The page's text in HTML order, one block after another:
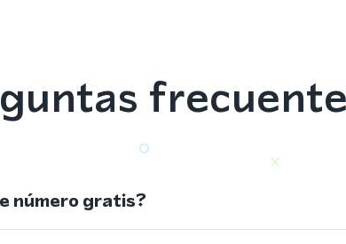
número gratis?